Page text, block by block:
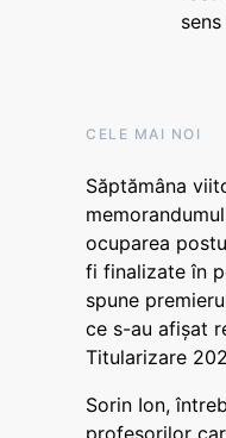
CELE MAI NOI
Săptămâna
ocuparea
fi finalizate în
spune
ce s-au afișat
Titularizare
Sorin Ion,
profesorilor